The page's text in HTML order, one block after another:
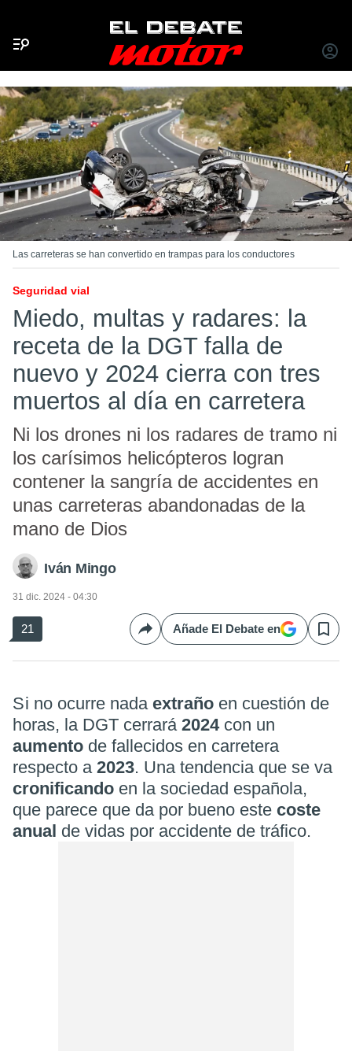
INICIAR
Las carreteras se han convertido en trampas para los conductores
Seguridad vial
Miedo, multas y radares: la
receta de la DGT falla de
nuevo y 2024 cierra con tres
muertos al día en carretera
Ni los drones ni los radares de tramo ni
los carísimos helicópteros logran
contener la sangría de accidentes en
unas carreteras abandonadas de la
mano de Dios
Iván Mingo
31 dic. 2024 - 04:30
21 CompartirAñade El Debate en Save
Si no ocurre nada extraño en cuestión de
horas, la DGT cerrará 2024 con un
aumento de fallecidos en carretera
respecto a 2023. Una tendencia que se va
cronificando en la sociedad española,
que parece que da por bueno este coste
anual de vidas por accidente de tráfico.